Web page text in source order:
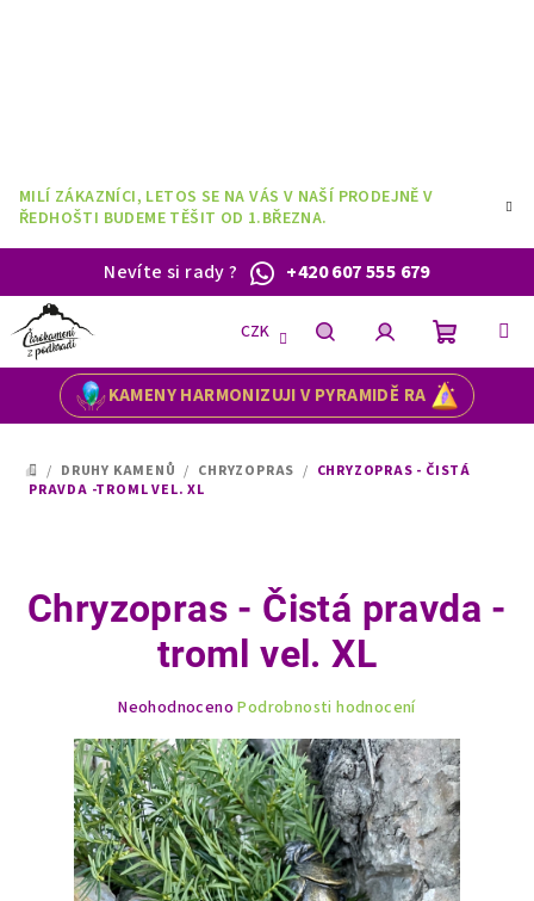
MILÍ ZÁKAZNÍCI, LETOS SE NA VÁS V NAŠÍ PRODEJNĚ V
ŘEDHOŠTI BUDEME TĚŠIT OD 1.BŘEZNA.
Nevíte si rady? +420 607 555 679
KAMENY HARMONIZUJI V PYRAMIDĚ RA
CZK
HledatPřihlášeníNákupní
DOMŮ
/ DRUHY KAMENŮ / CHRYZOPRAS / CHRYZOPRAS - ČISTÁ
PRAVDA -TROML VEL. XL
Chryzopras - Čistá pravda -
troml vel. XL
produktu
hvězdiček.
Neohodnoceno Podrobnosti hodnocení